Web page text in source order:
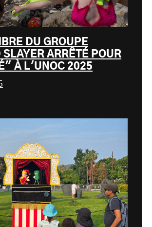
DU GROUPE
SLAYER ARRÊTÉ POUR
À L'UNOC 2025